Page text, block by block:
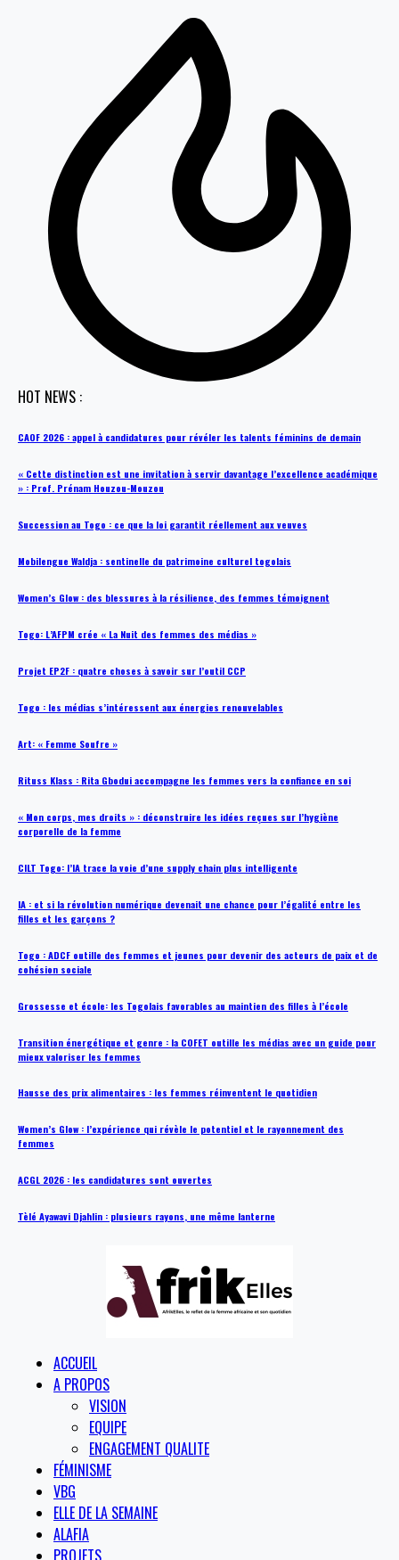
HOT NEWS :
CAOF 2026 : appel à candidatures pour révéler les talents féminins de demain
« Cette distinction est une invitation à servir davantage l’excellence académique
» : Prof. Prénam Houzou-Mouzou
Succession au Togo : ce que la loi garantit réellement aux veuves
Mobilengue Waldja : sentinelle du patrimoine culturel togolais
Women’s Glow : des blessures à la résilience, des femmes témoignent
Togo: L’AFPM crée « La Nuit des femmes des médias »
Projet EP2F : quatre choses à savoir sur l’outil CCP
Togo : les médias s’intéressent aux énergies renouvelables
Art: « Femme Soufre »
Rituss Klass : Rita Gbodui accompagne les femmes vers la confiance en soi
« Mon corps, mes droits » : déconstruire les idées reçues sur l’hygiène
corporelle de la femme
CILT Togo: l’IA trace la voie d’une supply chain plus intelligente
IA : et si la révolution numérique devenait une chance pour l’égalité entre les
filles et les garçons ?
Togo : ADCF outille des femmes et jeunes pour devenir des acteurs de paix et de
cohésion sociale
Grossesse et école: les Togolais favorables au maintien des filles à l’école
Transition énergétique et genre : la COFET outille les médias avec un guide pour
mieux valoriser les femmes
Hausse des prix alimentaires : les femmes réinventent le quotidien
Women’s Glow : l’expérience qui révèle le potentiel et le rayonnement des
femmes
ACGL 2026 : les candidatures sont ouvertes
Tèlé Ayawavi Djahlin : plusieurs rayons, une même lanterne
ACCUEIL
A PROPOS
VISION
EQUIPE
ENGAGEMENT QUALITE
FÉMINISME
VBG
ELLE DE LA SEMAINE
ALAFIA